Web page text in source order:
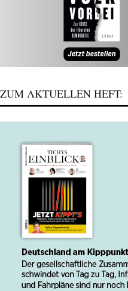
ZUM AKTUELLEN HEFT: